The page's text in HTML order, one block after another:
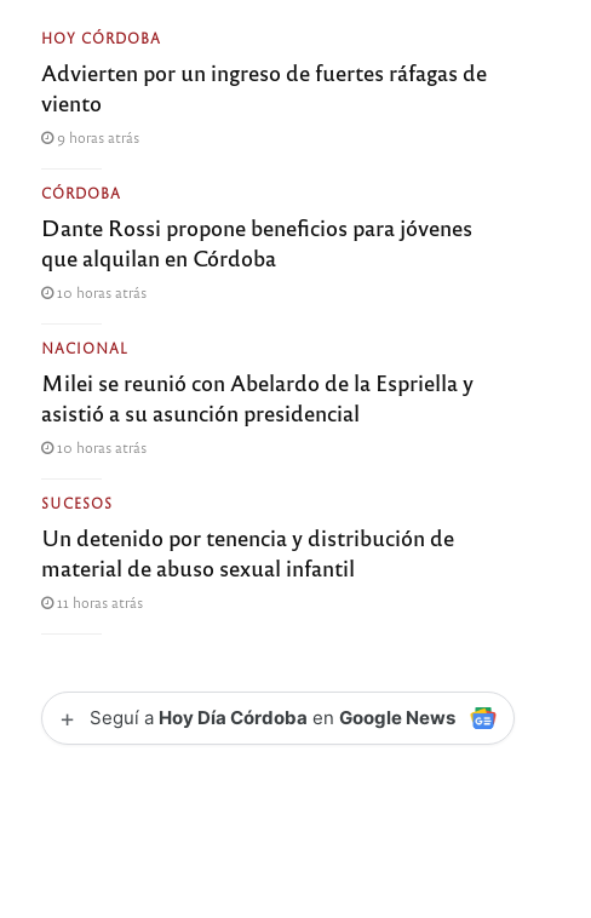
HOY CÓRDOBA
Advierten por un ingreso de fuertes ráfagas de
viento
9 horas atrás
CÓRDOBA
Dante Rossi propone beneficios para jóvenes
que alquilan en Córdoba
10 horas atrás
NACIONAL
Milei se reunió con Abelardo de la Espriella y
asistió a su asunción presidencial
10 horas atrás
SUCESOS
Un detenido por tenencia y distribución de
material de abuso sexual infantil
11 horas atrás
+ Seguí a Hoy Día Córdoba enGoogle News